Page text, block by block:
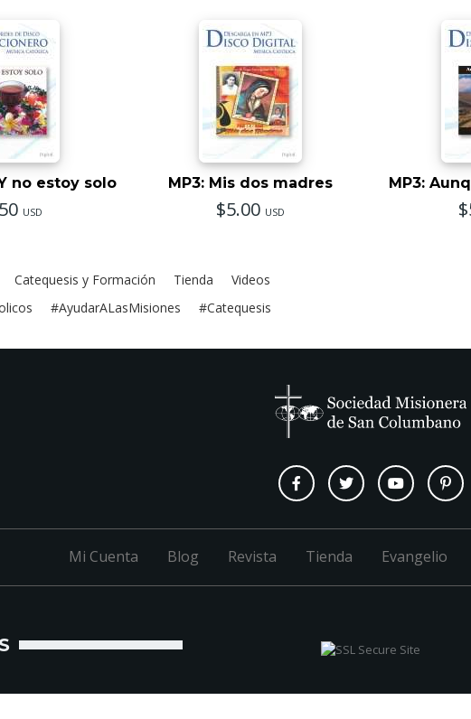
no estoy solo
USD
MP3: Mis dos madres
$5.00 USD
MP3:
Catequesis y Formación Tienda
Videos
#AyudarALasMisiones #Catequesis
Mi Cuenta Blog Revista Tienda Evangelio